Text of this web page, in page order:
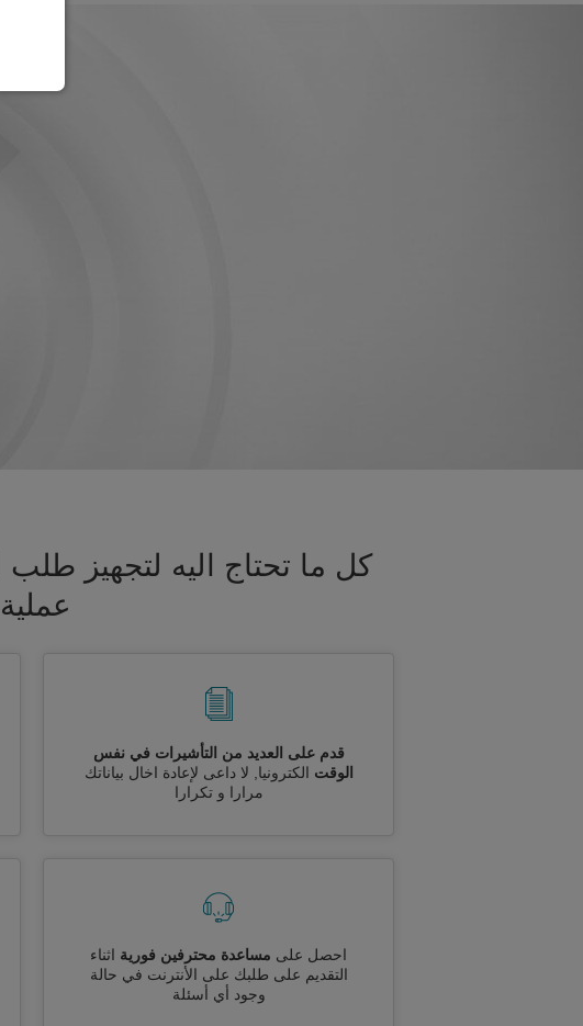
كل ما تحتاج اليه لتجهيز
قدم على العديد من التأشيرات في نفس
الوقت الكترونيا, لا داعى لإعادة اخال بياناتك
مرارا و تكرارا
احصل على مساعدة محترفين فورية اثناء
التقديم على طلبك على الأنترنت في حالة
وجود أي أسئلة